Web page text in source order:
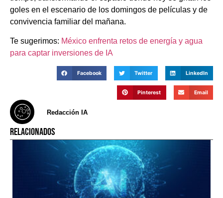
goles en el escenario de los domingos de películas y de
convivencia familiar del mañana.
Te sugerimos: México enfrenta retos de energía y agua
para captar inversiones de IA
Facebook Twitter LinkedIn
Pinterest Email
Redacción IA
RELACIONADOS